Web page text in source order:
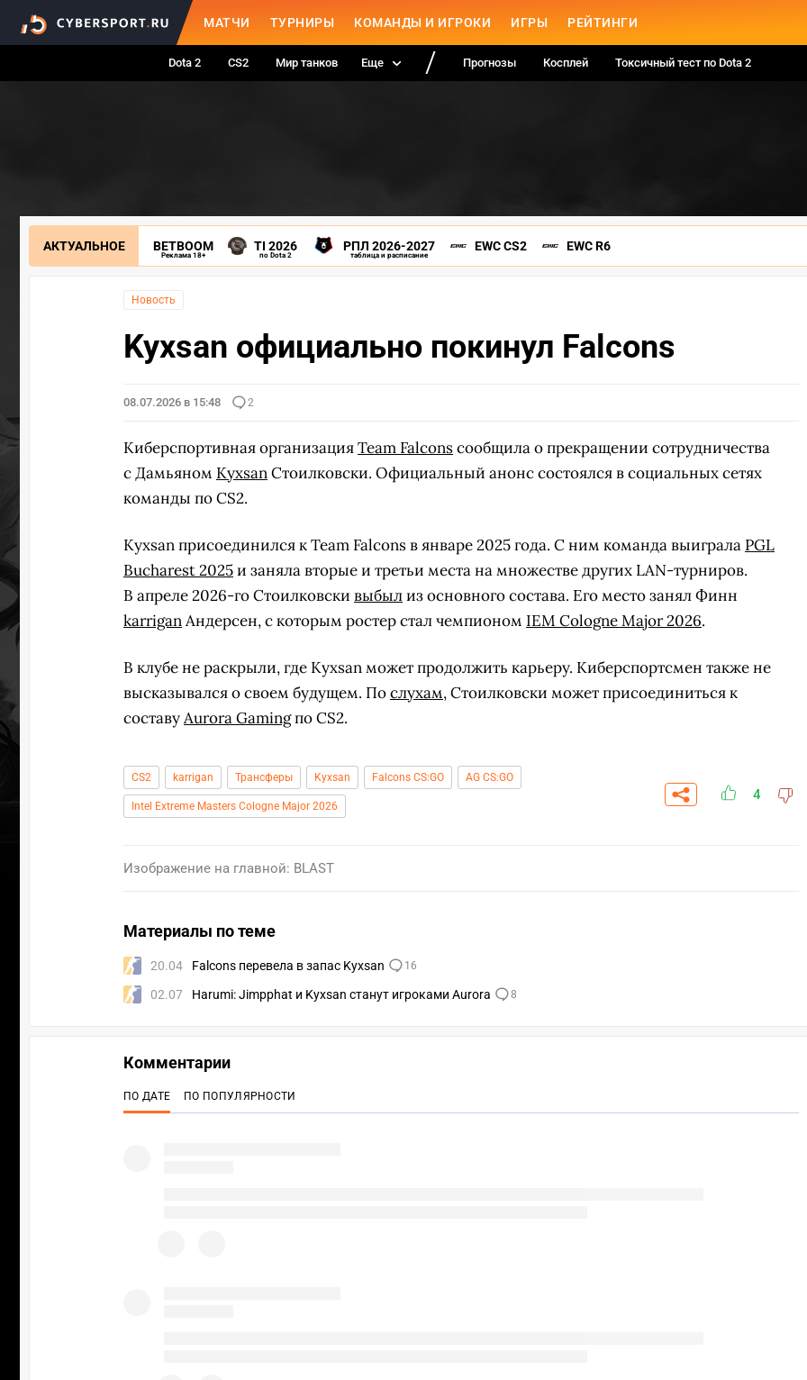
МАТЧИ ТУРНИРЫ КОМАНДЫ И ИГРОКИ ИГРЫ РЕЙТИНГИ
Dota 2 CS2 Мир танков Еще Прогнозы Косплей Токсичный тест по Dota 2
АКТУАЛЬНОЕ BETBOOM
Реклама 18+
TI 2026
по Dota 2
РПЛ 2026-2027
таблица и расписание
EWC CS2 EWC R6
Новость
Kyxsan официально покинул Falcons
08.07.2026 в 15:48 2
Киберспортивная организацияTeam Falconsсообщила о прекращении сотрудничества
с Дамьяном KyxsanСтоилковски. Официальный анонс состоялся в социальных сетях
команды по CS2.
Kyxsan присоединился к Team Falcons в январе 2025 года. С ним команда выиграла PGL
Bucharest 2025и заняла вторые и третьи места на множестве других LAN-турниров.
В апреле 2026-го Стоилковски выбылиз основного состава. Его место занял Финн
karriganАндерсен, с которым ростер стал чемпионом IEM Cologne Major 2026.
В клубе не раскрыли, где Kyxsan может продолжить карьеру. Киберспортсмен также не
высказывался о своем будущем. Послухам, Стоилковски может присоединиться к
составуAurora Gamingпо CS2.
CS2 karrigan Трансферы Kyxsan Falcons CS:GO AG CS:GO
Intel Extreme Masters Cologne Major 2026
4
Изображение на главной: BLAST
Материалы по теме
20.04 Falcons перевела в запас Kyxsan 16
02.07 Harumi: Jimpphat и Kyxsan станут игроками Aurora 8
Комментарии
ПО ДАТЕ ПО ПОПУЛЯРНОСТИ